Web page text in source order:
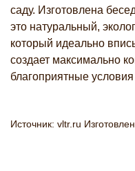
саду. Изготовлена
это натуральный,
который идеально
создает максимально
благоприятные
Источник: vltr.ru